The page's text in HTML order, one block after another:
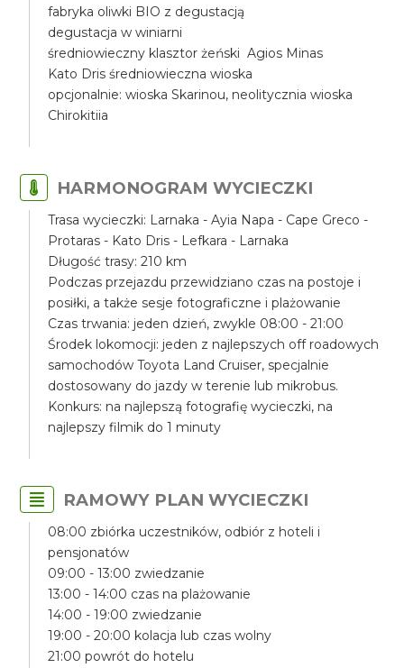
fabryka oliwki BIO z degustacją
degustacja w winiarni
średniowieczny klasztor żeński Agios Minas
Kato Dris średniowieczna wioska
opcjonalnie: wioska Skarinou, neolitycznia wioska
Chirokitiia
HARMONOGRAM WYCIECZKI
Trasa wycieczki: Larnaka - Ayia Napa - Cape Greco -
Protaras - Kato Dris - Lefkara - Larnaka
Długość trasy: 210 km
Podczas przejazdu przewidziano czas na postoje i
posiłki, a także sesje fotograficzne i plażowanie
Czas trwania: jeden dzień, zwykle 08:00 - 21:00
Środek lokomocji: jeden z najlepszych off roadowych
samochodów Toyota Land Cruiser, specjalnie
dostosowany do jazdy w terenie lub mikrobus.
Konkurs: na najlepszą fotografię wycieczki, na
najlepszy filmik do 1 minuty
RAMOWY PLAN WYCIECZKI
08:00 zbiórka uczestników, odbiór z hoteli i
pensjonatów
09:00 - 13:00 zwiedzanie
13:00 - 14:00 czas na plażowanie
14:00 - 19:00 zwiedzanie
19:00 - 20:00 kolacja lub czas wolny
21:00 powrót do hotelu